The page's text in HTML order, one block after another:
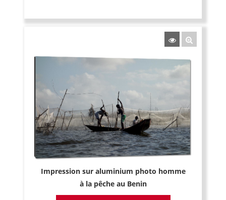
Impression sur aluminium photo homme
à la pêche au Benin